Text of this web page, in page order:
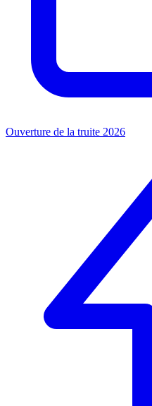
Ouverture de la truite 2026